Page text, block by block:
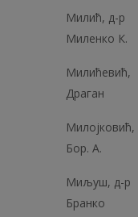
Милић, д-р
Миленко К.
Милићевић,
Драган
Милојковић,
Бор. А.
Миљуш, д-р
Бранко